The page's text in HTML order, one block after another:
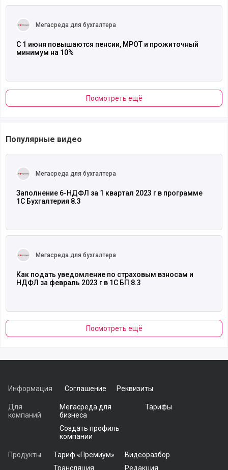
Мегасреда для бухгалтера
С 1 июня повышаются пенсии, МРОТ и прожиточный
минимум на 10%
Посмотреть ещё
Популярные видео
Мегасреда для бухгалтера
Заполнение 6-НДФЛ за 1 квартал 2023 г в программе
1С Бухгалтерия 8.3
Мегасреда для бухгалтера
Как подать уведомление по страховым взносам и
НДФЛ за февраль 2023 г в 1С БП 8.3
Посмотреть ещё
Информация Соглашение Реквизиты
Для
компаний
Мегасреда для
бизнеса
Тарифы
Создать профиль
компании
Продукты Тариф «Премиум»
Видеоразбор
Трансляция
Редакция